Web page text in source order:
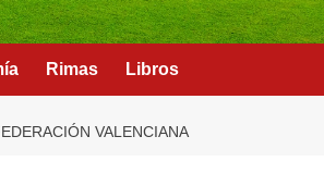
Rimas Libros
VALENCIANA